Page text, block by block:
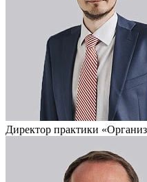
Директор практики